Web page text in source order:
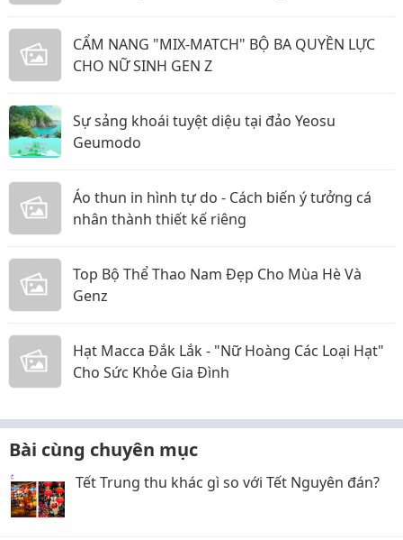
CẨM NANG "MIX-MATCH" BỘ BA QUYỀN LỰC
CHO NỮ SINH GEN Z
Sự sảng khoái tuyệt diệu tại đảo Yeosu
Geumodo
Áo thun in hình tự do - Cách biến ý tưởng cá
nhân thành thiết kế riêng
Top Bộ Thể Thao Nam Đẹp Cho Mùa Hè Và
Genz
Hạt Macca Đắk Lắk - "Nữ Hoàng Các Loại Hạt"
Cho Sức Khỏe Gia Đình
Bài cùng chuyên mục
Tết Trung thu khác gì so với Tết Nguyên đán?